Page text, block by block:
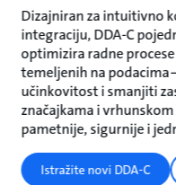
Dizajniran za intuitivno
integraciju, DDA-C
optimizira radne
temeljenih na
učinkovitost i smanjiti
značajkama i
pametnije, sigurnije i
Istražite novi DDA-C